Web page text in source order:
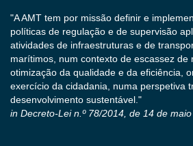
"A AMT tem por missão definir e
políticas de regulação e de supervisão
atividades de infraestruturas e de
marítimos, num contexto de escassez de
otimização da qualidade e da eficiência,
exercício da cidadania, numa perspetiva
desenvolvimento sustentável."
in Decreto-Lei n.º 78/2014, de 14 de maio